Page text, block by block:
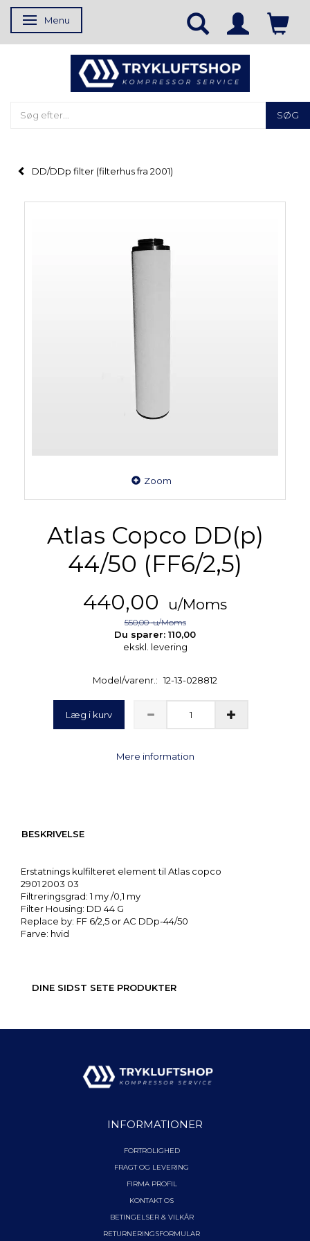
Skifte navigation
Menu
SØG
DD/DDp filter (filterhus fra 2001)
Zoom
Atlas Copco DD(p)
44/50 (FF6/2,5)
440,00 u/Moms
550,00u/Moms
Du sparer: 110,00
ekskl. levering
Model/varenr.: 12-13-028812
Læg i kurv
Mere information
BESKRIVELSE
Erstatnings kulfilteret element til Atlas copco
2901 2003 03
Filtreringsgrad: 1 my /0,1 my
Filter Housing: DD 44 G
Replace by: FF 6/2,5 or AC DDp-44/50
Farve: hvid
DINE SIDST SETE PRODUKTER
INFORMATIONER
FORTROLIGHED
FRAGT OG LEVERING
FIRMA PROFIL
KONTAKT OS
BETINGELSER & VILKÅR
RETURNERINGSFORMULAR